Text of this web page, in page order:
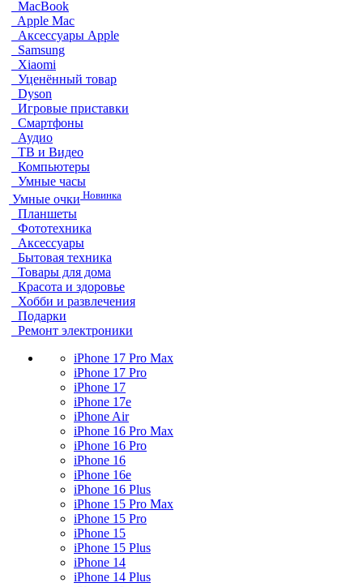
MacBook
Apple Mac
Аксессуары Apple
Samsung
Xiaomi
Уценённый товар
Dyson
Игровые приставки
Смартфоны
Аудио
ТВ и Видео
Компьютеры
Умные часы
Умные очки Новинка
Планшеты
Фототехника
Аксессуары
Бытовая техника
Товары для дома
Красота и здоровье
Хобби и развлечения
Подарки
Ремонт электроники
iPhone 17 Pro Max
iPhone 17 Pro
iPhone 17
iPhone 17e
iPhone Air
iPhone 16 Pro Max
iPhone 16 Pro
iPhone 16
iPhone 16e
iPhone 16 Plus
iPhone 15 Pro Max
iPhone 15 Pro
iPhone 15
iPhone 15 Plus
iPhone 14
iPhone 14 Plus